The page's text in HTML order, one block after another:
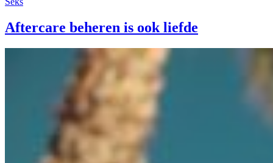
Aftercare beheren is ook liefde